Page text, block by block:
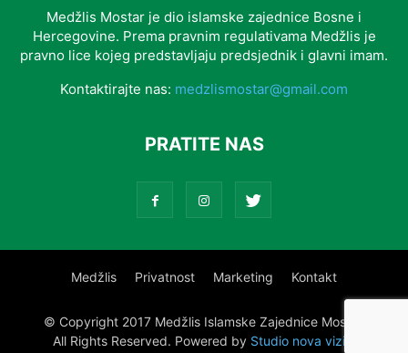
Medžlis Mostar je dio islamske zajednice Bosne i
Hercegovine. Prema pravnim regulativama Medžlis je
pravno lice kojeg predstavljaju predsjednik i glavni imam.
Kontaktirajte nas: medzlismostar@gmail.com
PRATITE NAS
Medžlis Privatnost Marketing Kontakt
© Copyright 2017 Medžlis Islamske Zajednice Mostar.
All Rights Reserved. Powered by Studio nova vizija